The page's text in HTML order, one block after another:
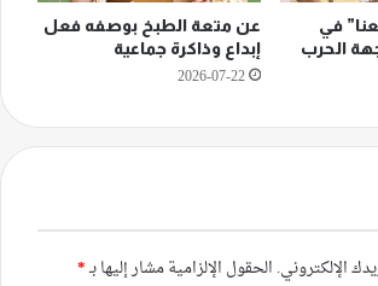
في
الحرب
عن متعة الطبخ بوصفه فعل
إبداع وذاكرة جماعية
2026-07-22
الإلكتروني. الحقول الإلزامية مشار إليها بـ*